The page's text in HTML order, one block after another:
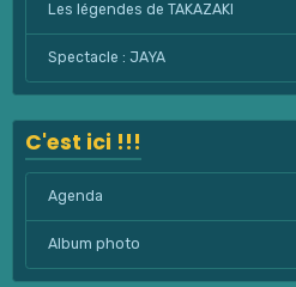
Les légendes de TAKAZAKI
Spectacle : JAYA
C'est ici !!!
Agenda
Album photo